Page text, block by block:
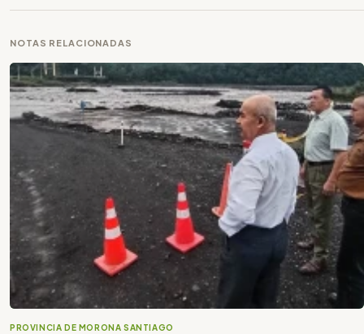
NOTAS RELACIONADAS
PROVINCIA DE MORONA SANTIAGO